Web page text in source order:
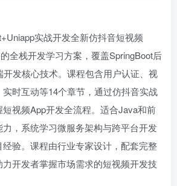
实战开发全新仿抖音短视频
全栈开发学习方案，覆盖SpringBoot后
开发核心技术。课程包含用户认证、视
时互动等14个章节，通过仿抖音实战
视频App开发全流程。适合Java和前
，系统学习微服务架构与跨平台开发
验。课程由行业专家设计，配套完整
开发者掌握市场需求的短视频开发技